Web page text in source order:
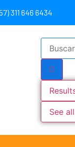
311 646 6434
See